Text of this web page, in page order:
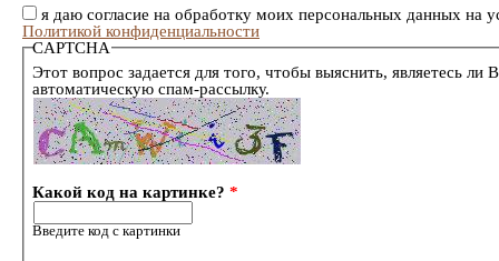
я даю согласие на обработку моих персональных данных на
Политикой конфиденциальности
CAPTCHA
Этот вопрос задается для того, чтобы выяснить, являетесь ли
автоматическую спам-рассылку.
Какой код на картинке?*
Введите код с картинки